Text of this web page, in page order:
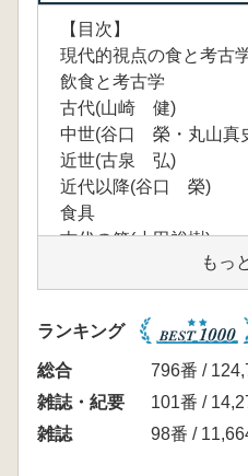
【目次】
現代的視点の食と考古
飲食と考古学
古代(山崎 健)
中世(谷口 榮・丸山真
近世(古泉 弘)
近代以降(谷口 榮)
食具
古代の箸(小田裕樹)
調理具(鉄鍋)(小野哲也)
江戸時代の酒器(堀内秀
江戸の木質食具(古泉
近代の食器(山下峰司)
食材
古代以前の土器圧痕か
由香・太田 圭)
もっ
ランキング
総合
796番 /
雑誌・紀要
101番 /
雑誌
98番 /